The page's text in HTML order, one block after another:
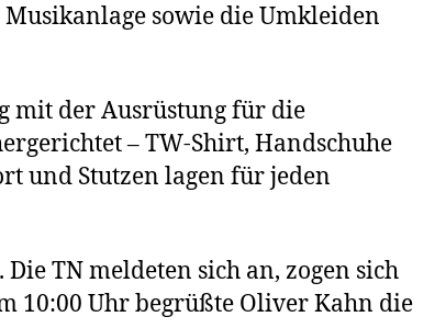
sowie die Umkleiden
mit der Ausrüstung für die
– TW-Shirt, Handschuhe
und Stutzen lagen für jeden
Die TN meldeten sich an, zogen sich
10:00 Uhr begrüßte Oliver Kahn die